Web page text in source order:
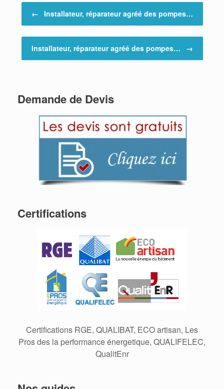
← Installateur, réparateur agréé des pompes…
Installateur, réparateur agréé des pompes… →
Demande de Devis
Certifications
Certifications RGE, QUALIBAT, ECO artisan, Les
Pros des la performance énergetique, QUALIFELEC,
QualitEnr